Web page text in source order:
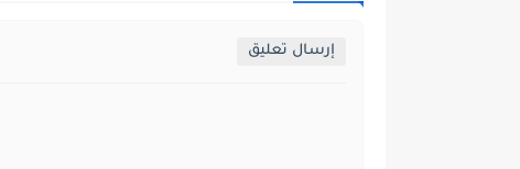
إرسال تعليق